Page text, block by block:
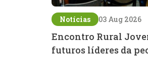
Notícias 03 Aug 2026
Encontro Rural
futuros líderes da